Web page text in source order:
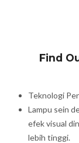
Find
Teknologi
Lampu sein
efek visual
lebih tinggi.